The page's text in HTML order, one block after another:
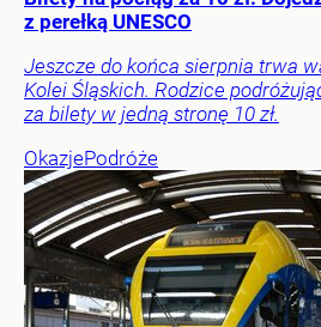
z perełką UNESCO
Jeszcze do końca sierpnia trwa
Kolei Śląskich. Rodzice
za bilety w jedną stronę 10 zł.
OkazjePodróże